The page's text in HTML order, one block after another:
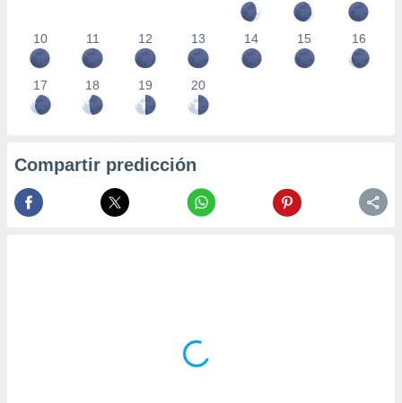
10 11 12 13 14 15 16
17 18 19 20
Compartir predicción